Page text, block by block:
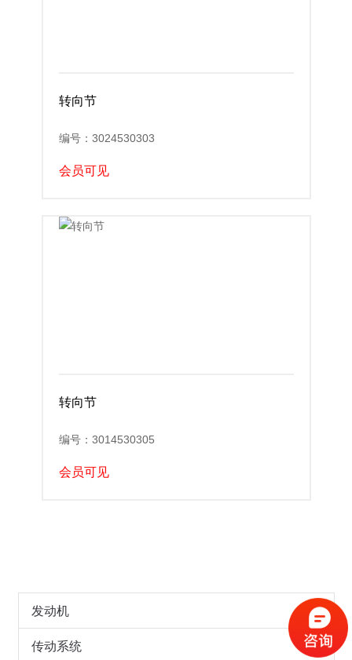
发动机
传动系统
转向节
编号：3024530303
会员可见
转向节
编号：3014530305
会员可见